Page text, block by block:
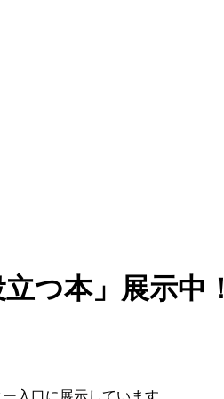
つ本」展示中！
入口に展示しています。